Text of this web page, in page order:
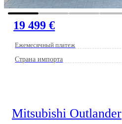
19 499 €
Ежемесячный платеж
Страна импорта
Mitsubishi Outlander